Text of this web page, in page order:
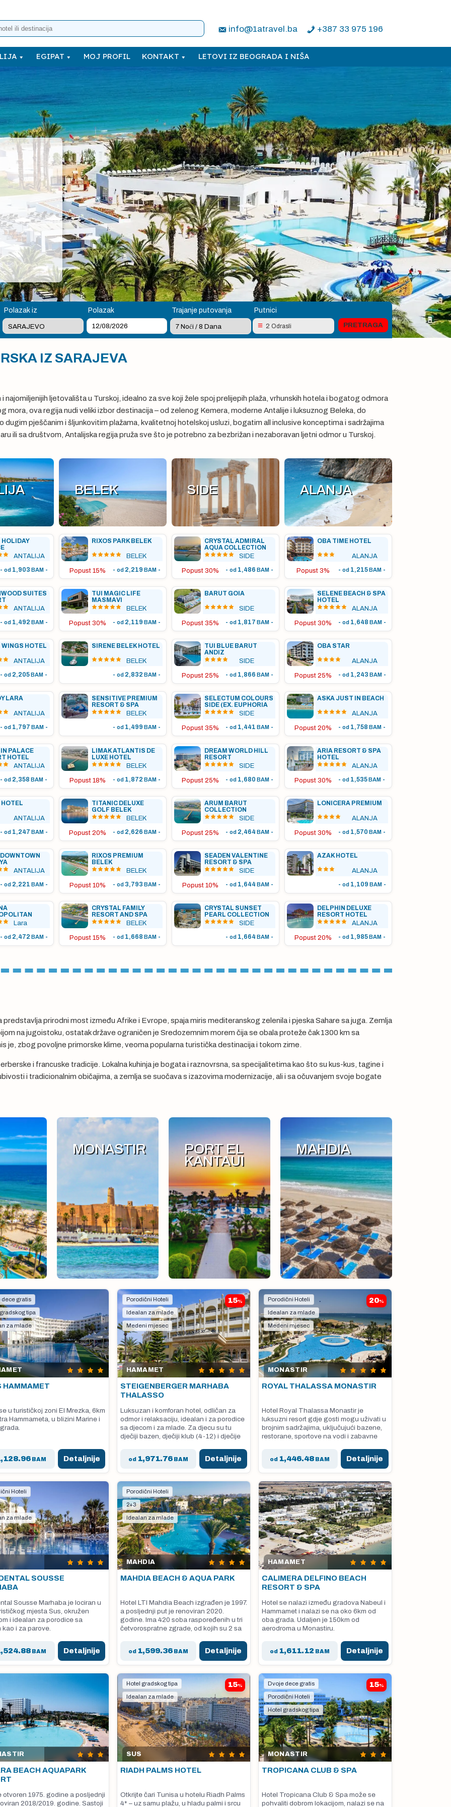
info@1atravel.ba +387 33 975 196
EGIPAT MOJ PROFIL KONTAKT LETOVI IZ BEOGRADA I NIŠA
Polazak iz Polazak Trajanje putovanja Putnici
2 Odrasli
IZ SARAJEVA
ljetovališta u Turskoj, idealno za sve koji žele spoj prelijepih plaža, vrhunskih hotela i bogatog odmora
mora, ova regija nudi veliki izbor destinacija – od zelenog Kemera, moderne Antalije i luksuznog Beleka, do
pješčanim i šljunkovitim plažama, kvalitetnoj hotelskoj usluzi, bogatim all inclusive konceptima i sadržajima
ili sa društvom, Antalijska regija pruža sve što je potrebno za bezbrižan i nezaboravan ljetni odmor u Turskoj.
HOLIDAY
ANTALIJA
- od 1,903 BAM -
SUITES
ANTALIJA
- od 1,492 BAM -
WINGS HOTEL
ANTALIJA
- od 2,205BAM -
LARA
ANTALIJA
- od 1,797 BAM -
PALACE
HOTEL
ANTALIJA
- od 2,358 BAM -
ANTALIJA
- od 1,247 BAM -
ANTALIJA
- od 2,221 BAM -
Lara
- od 2,472 BAM -
BELEK
RIXOS PARK BELEK
BELEK
Popust 15% - od 2,219 BAM -
TUI MAGIC LIFE
MASMAVI
BELEK
Popust 30% - od 2,119 BAM -
SIRENE BELEK HOTEL
BELEK
- od 2,832 BAM -
SENSITIVE PREMIUM
RESORT & SPA
BELEK
- od 1,499 BAM -
LIMAK ATLANTIS DE
LUXE HOTEL
BELEK
Popust 18% - od 1,872 BAM -
TITANIC DELUXE
GOLF BELEK
BELEK
Popust 20% - od 2,626 BAM -
RIXOS PREMIUM
BELEK
BELEK
Popust 10% - od 3,793 BAM -
CRYSTAL FAMILY
RESORT AND SPA
BELEK
Popust 15% - od 1,668 BAM -
SIDE
CRYSTAL ADMIRAL
AQUA COLLECTION
SIDE
Popust 30% - od 1,486 BAM -
BARUT GOIA
SIDE
Popust 35% - od 1,817 BAM -
TUI BLUE BARUT
ANDIZ
SIDE
Popust 25% - od 1,866 BAM -
SELECTUM COLOURS
SIDE (EX. EUPHORIA
BARBAROSS)
SIDE
Popust 35% - od 1,441 BAM -
DREAM WORLD HILL
RESORT
SIDE
Popust 25% - od 1,680 BAM -
ARUM BARUT
COLLECTION
SIDE
Popust 25% - od 2,464 BAM -
SEADEN VALENTINE
RESORT & SPA
SIDE
Popust 10% - od 1,644 BAM -
CRYSTAL SUNSET
PEARL COLLECTION
SIDE
- od 1,664 BAM -
ALANJA
OBA TIME HOTEL
ALANJA
Popust 3% - od 1,215BAM -
SELENE BEACH & SPA
HOTEL
ALANJA
Popust 30% - od 1,648 BAM -
OBA STAR
ALANJA
Popust 25% - od 1,243 BAM -
ASKA JUST IN BEACH
ALANJA
Popust 20% - od 1,758 BAM -
ARIA RESORT & SPA
HOTEL
ALANJA
Popust 30% - od 1,535BAM -
LONICERA PREMIUM
ALANJA
Popust 30% - od 1,570 BAM -
AZAK HOTEL
ALANJA
- od 1,109 BAM -
DELPHIN DELUXE
RESORT HOTEL
ALANJA
Popust 20% - od 1,985BAM -
prirodni most između Afrike i Evrope, spaja miris mediteranskog zelenila i pjeska Sahare sa juga. Zemlja
na jugoistoku, ostatak države ograničen je Sredozemnim morem čija se obala proteže čak 1300 km sa
je, zbog povoljne primorske klime, veoma popularna turistička destinacija i tokom zime.
i francuske tradicije. Lokalna kuhinja je bogata i raznovrsna, sa specijalitetima kao što su kus-kus, tagine i
i tradicionalnim običajima, a zemlja se suočava s izazovima modernizacije, ali i sa očuvanjem svoje bogate
MONASTIR PORT EL
KANTAUI
MAHDIA
dece gratis
tipa
za mlade
HAMMAMET
u turističkoj zoni El Mrezka, 6km
Hammameta, u blizini Marine i
BAM Detaljnije
Porodični Hoteli
Idealan za mlade
Medeni mjesec
15%
HAMAMET
STEIGENBERGER MARHABA
THALASSO
Luksuzan i komforan hotel, odličan za
odmor i relaksaciju, idealan i za porodice
sa djecom i za mlade. Za djecu su tu
dječiji bazen, dječiji klub (4-12) i dječije
od 1,971.76BAM Detaljnije
Porodični Hoteli
Idealan za mlade
Medeni mjesec
20%
MONASTIR
ROYAL THALASSA MONASTIR
Hotel Royal Thalassa Monastir je
luksuzni resort gdje gosti mogu uživati u
brojnim sadržajima, uključujući bazene,
restorane, sportove na vodi i zabavne
od 1,446.48BAM Detaljnije
Hoteli
za mlade
SOUSSE
Sousse Marhaba je lociran u
mjesta Sus, okružen
i idealan za porodice sa
kao i za parove.
BAM Detaljnije
Porodični Hoteli
2+3
Idealan za mlade
MAHDIA
MAHDIA BEACH & AQUA PARK
Hotel LTI Mahdia Beach izgrađen je 1997.
a posljednji put je renoviran 2020.
godine. Ima 420 soba raspoređenih u tri
četvorospratne zgrade, od kojih su 2 sa
od 1,599.36BAM Detaljnije
HAMAMET
CALIMERA DELFINO BEACH
RESORT & SPA
Hotel se nalazi između gradova Nabeul i
Hammamet i nalazi se na oko 6km od
oba grada. Udaljen je 150km od
aerodroma u Monastiru.
od 1,611.12 BAM Detaljnije
BEACH AQUAPARK
otvoren 1975. godine a posljednji
2018/2019. godine. Sastoji
Hotel gradskog tipa
Idealan za mlade
15%
SUS
RIADH PALMS HOTEL
Otkrijte čari Tunisa u hotelu Riadh Palms
4* – uz samu plažu, u hladu palmi i srcu
Dvoje dece gratis
Porodični Hoteli
Hotel gradskog tipa
15%
MONASTIR
TROPICANA CLUB & SPA
Hotel Tropicana Club & Spa može se
pohvaliti dobrom lokacijom, nalazi se na